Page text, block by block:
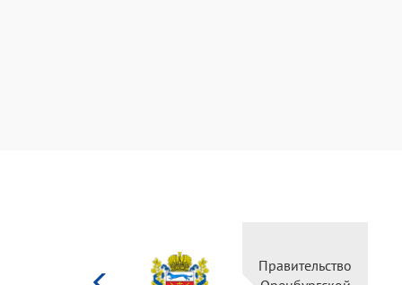
Министерство
культуры